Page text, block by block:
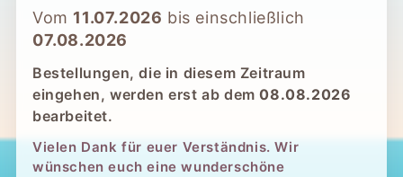
Vom 11.07.2026 bis einschließlich
07.08.2026
Bestellungen, die in diesem Zeitraum
eingehen, werden erst ab dem08.08.2026
bearbeitet.
Vielen Dank für euer Verständnis. Wir
wünschen euch eine wunderschöne